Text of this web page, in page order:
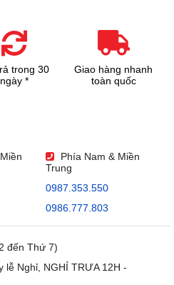
trong 30
ngày *
Giao hàng nhanh
toàn quốc
Phía Nam & Miền
Trung
0987.353.550
0986.777.803
đến Thứ 7)
lễ Nghỉ, NGHỈ TRƯA 12H -